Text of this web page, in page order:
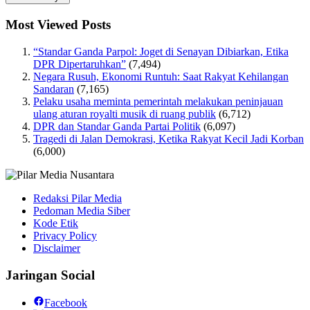
Most Viewed Posts
“Standar Ganda Parpol: Joget di Senayan Dibiarkan, Etika
DPR Dipertaruhkan” (7,494)
Negara Rusuh, Ekonomi Runtuh: Saat Rakyat Kehilangan
Sandaran (7,165)
Pelaku usaha meminta pemerintah melakukan peninjauan
ulang aturan royalti musik di ruang publik (6,712)
DPR dan Standar Ganda Partai Politik (6,097)
Tragedi di Jalan Demokrasi, Ketika Rakyat Kecil Jadi Korban
(6,000)
Redaksi Pilar Media
Pedoman Media Siber
Kode Etik
Privacy Policy
Disclaimer
Jaringan Social
Facebook